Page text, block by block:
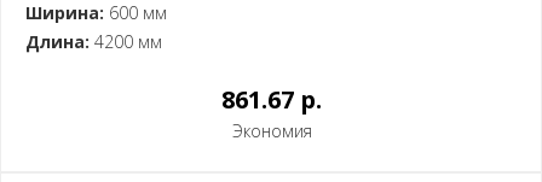
Ширина: 600 мм
Длина: 4200 мм
861.67 p.
Экономия